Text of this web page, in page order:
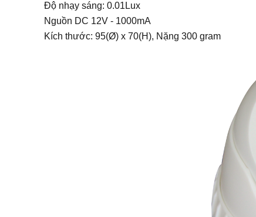
Độ nhạy sáng: 0.01Lux
Nguồn DC 12V - 1000mA
Kích thước: 95(Ø) x 70(H), Nặng 300 gram